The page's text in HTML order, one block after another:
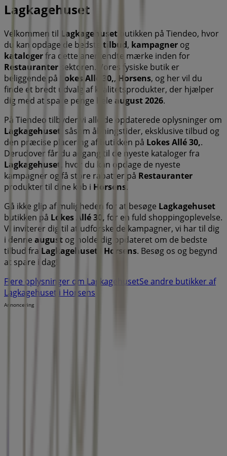
Lagkagehuset
Velkommen til Lagkagehuset butikken på Tiendeo, hvor
du kan opdage de bedste tilbud, kampagner og
katalogerfra dette anerkendte mærke inden for
Restauranter sektoren. Vores fysiske butik er
beliggende på
Lokes Allé 30,, Horsens, og her vil du
finde et bredt udvalg af kvalitetsprodukter, der hjælper
dig med at spare penge hele august 2026.
På Tiendeo tilbyder vi alle de opdaterede oplysninger om
Lagkagehuset , såsom åbningstider, eksklusive tilbud og
den præcise placering af butikken på Lokes Allé 30,.
Derudover får du adgang til de nyeste kataloger fra
Lagkagehuset , hvor du kan opdage de nyeste
kampagner og få store rabatter på Restauranter
produkter til dine køb i Horsens.
Gå ikke glip af muligheden for at besøge Lagkagehuset
butikken på Lokes Allé 30, for en fuld shoppingoplevelse.
Vi inviterer dig til at udforske de kampagner, vi har til dig
i denne august og holde dig opdateret om de bedste
tilbud fra Lagkagehuset Horsens. Besøg os og begynd
at spare i dag!
Flere oplysninger om LagkagehusetSe andre butikker af
Lagkagehuset i Horsens
Annoncering